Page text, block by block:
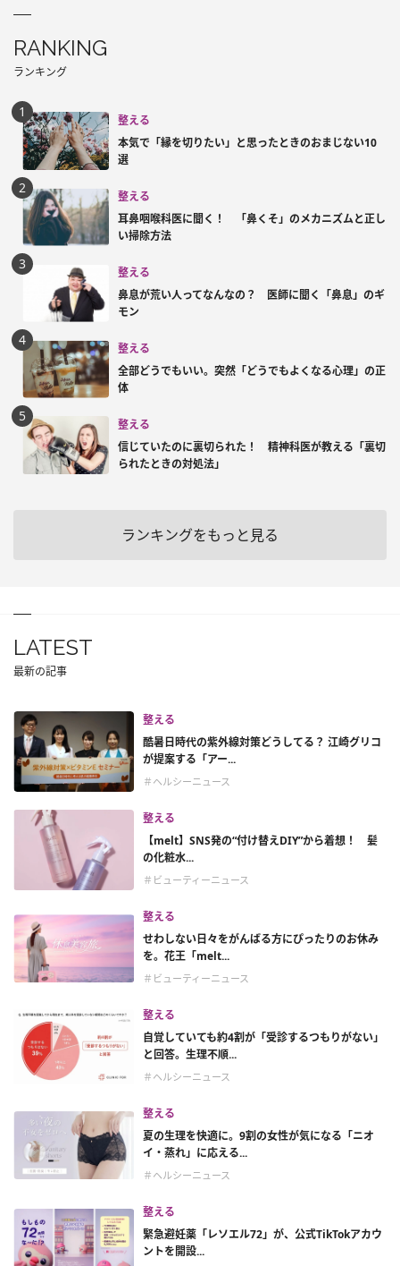
RANKING
ランキング
整える
本気で「縁を切りたい」と思ったときのおまじない10
選
整える
耳鼻咽喉科医に聞く！ 「鼻くそ」のメカニズムと正し
い掃除方法
整える
鼻息が荒い人ってなんなの？ 医師に聞く「鼻息」のギ
モン
整える
全部どうでもいい。突然「どうでもよくなる心理」の正
体
整える
信じていたのに裏切られた！ 精神科医が教える「裏切
られたときの対処法」
ランキングをもっと見る
LATEST
最新の記事
整える
酷暑日時代の紫外線対策どうしてる？ 江崎グリコ
が提案する「アー...
＃ヘルシーニュース
整える
【melt】SNS発の“付け替えDIY”から着想！ 髪
の化粧水...
＃ビューティーニュース
整える
せわしない日々をがんばる方にぴったりのお休み
を。花王「melt...
＃ビューティーニュース
整える
自覚していても約4割が「受診するつもりがない」
と回答。生理不順...
＃ヘルシーニュース
整える
夏の生理を快適に。9割の女性が気になる「ニオ
イ・蒸れ」に応える...
＃ヘルシーニュース
整える
緊急避妊薬「レソエル72」が、公式TikTokアカウ
ントを開設...